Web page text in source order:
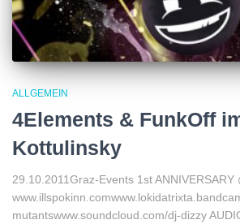
ALLGEMEIN
4Elements & FunkOff
Kottulinsky
29.10.2011Graz-Events 1st ANNIVERSARY
mutantswww.soundcloud.com/dj-dizzy